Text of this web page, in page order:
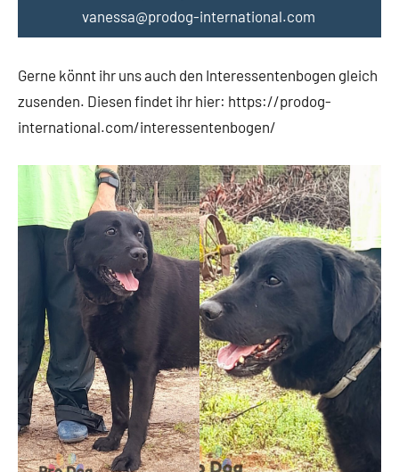
vanessa@prodog-international.com
Gerne könnt ihr uns auch den Interessentenbogen gleich
zusenden. Diesen findet ihr hier: https://prodog-
international.com/interessentenbogen/